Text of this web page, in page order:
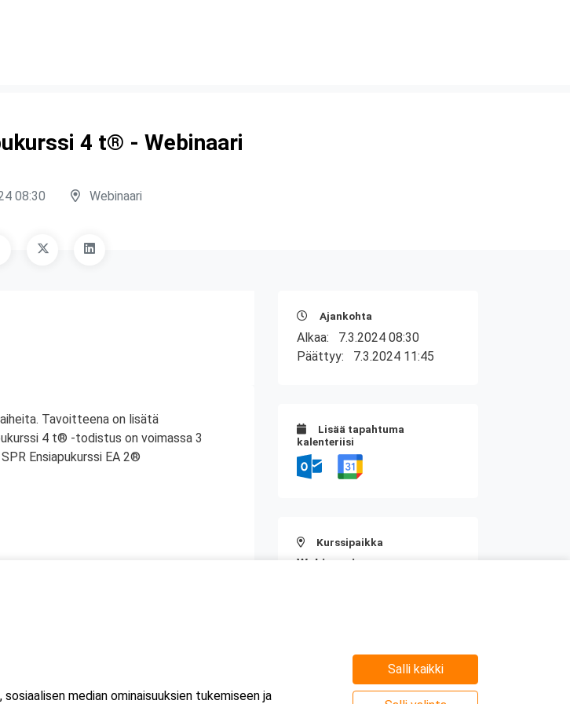
4 t® - Webinaari
08:30 Webinaari
Tavoitteena on lisätä
4 t® -todistus on voimassa 3
Ensiapukurssi EA 2®
Ajankohta
Alkaa: 7.3.2024 08:30
Päättyy: 7.3.2024 11:45
Lisää tapahtuma
kalenteriisi
Kurssipaikka
Webinaari
median ominaisuuksien tukemiseen ja
Salli kaikki